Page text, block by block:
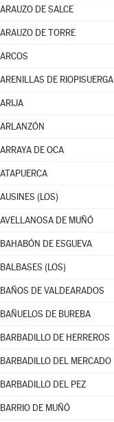
ARAUZO DE SALCE
ARAUZO DE TORRE
ARCOS
ARENILLAS DE RIOPISUERGA
ARIJA
ARLANZÓN
ARRAYA DE OCA
ATAPUERCA
AUSINES (LOS)
AVELLANOSA DE MUÑÓ
BAHABÓN DE ESGUEVA
BALBASES (LOS)
BAÑOS DE VALDEARADOS
BAÑUELOS DE BUREBA
BARBADILLO DE HERREROS
BARBADILLO DEL MERCADO
BARBADILLO DEL PEZ
BARRIO DE MUÑÓ